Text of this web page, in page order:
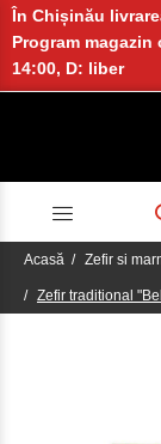
În Chișinău
Program magazin
14:00, D: liber
Acasă Zefir si
Zefir traditional